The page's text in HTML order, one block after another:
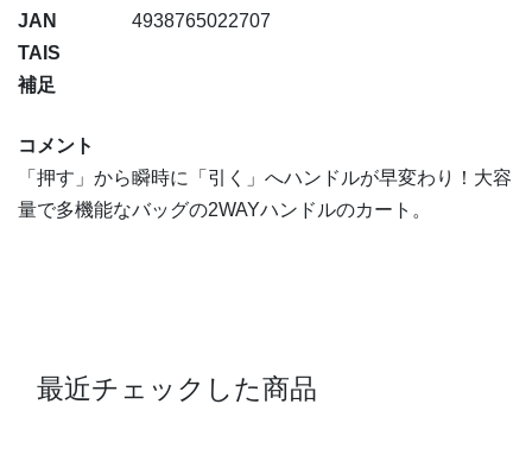
JAN
4938765022707
TAIS
補足
コメント
「押す」から瞬時に「引く」へハンドルが早変わり！大容
量で多機能なバッグの2WAYハンドルのカート。
最近チェックした商品